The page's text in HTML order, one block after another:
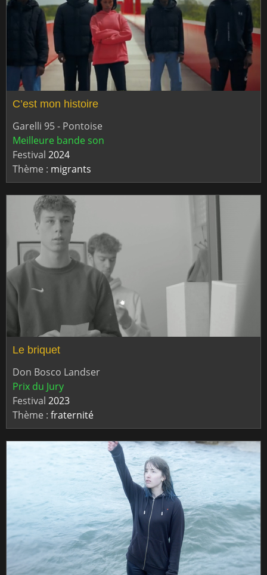
C’est mon histoire
Garelli 95 - Pontoise
Meilleure bande son
Festival 2024
Thème : migrants
Le briquet
Don Bosco Landser
Prix du Jury
Festival 2023
Thème : fraternité